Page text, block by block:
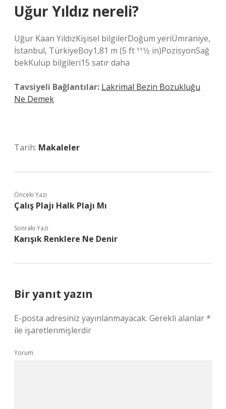
Uğur Yıldız nereli?
Uğur Kaan YıldızKişisel bilgilerDoğum yeriÜmraniye,
İstanbul, TürkiyeBoy1,81 m (5 ft 111⁄2 in)PozisyonSağ
bekKulüp bilgileri15 satır daha
Tavsiyeli Bağlantılar: Lakrimal Bezin Bozukluğu
Ne Demek
Tarih: Makaleler
Önceki Yazı
Çalış Plajı Halk Plajı Mı
Sonraki Yazı
Karışık Renklere Ne Denir
Bir yanıt yazın
E-posta adresiniz yayınlanmayacak. Gerekli alanlar*
ile işaretlenmişlerdir
Yorum